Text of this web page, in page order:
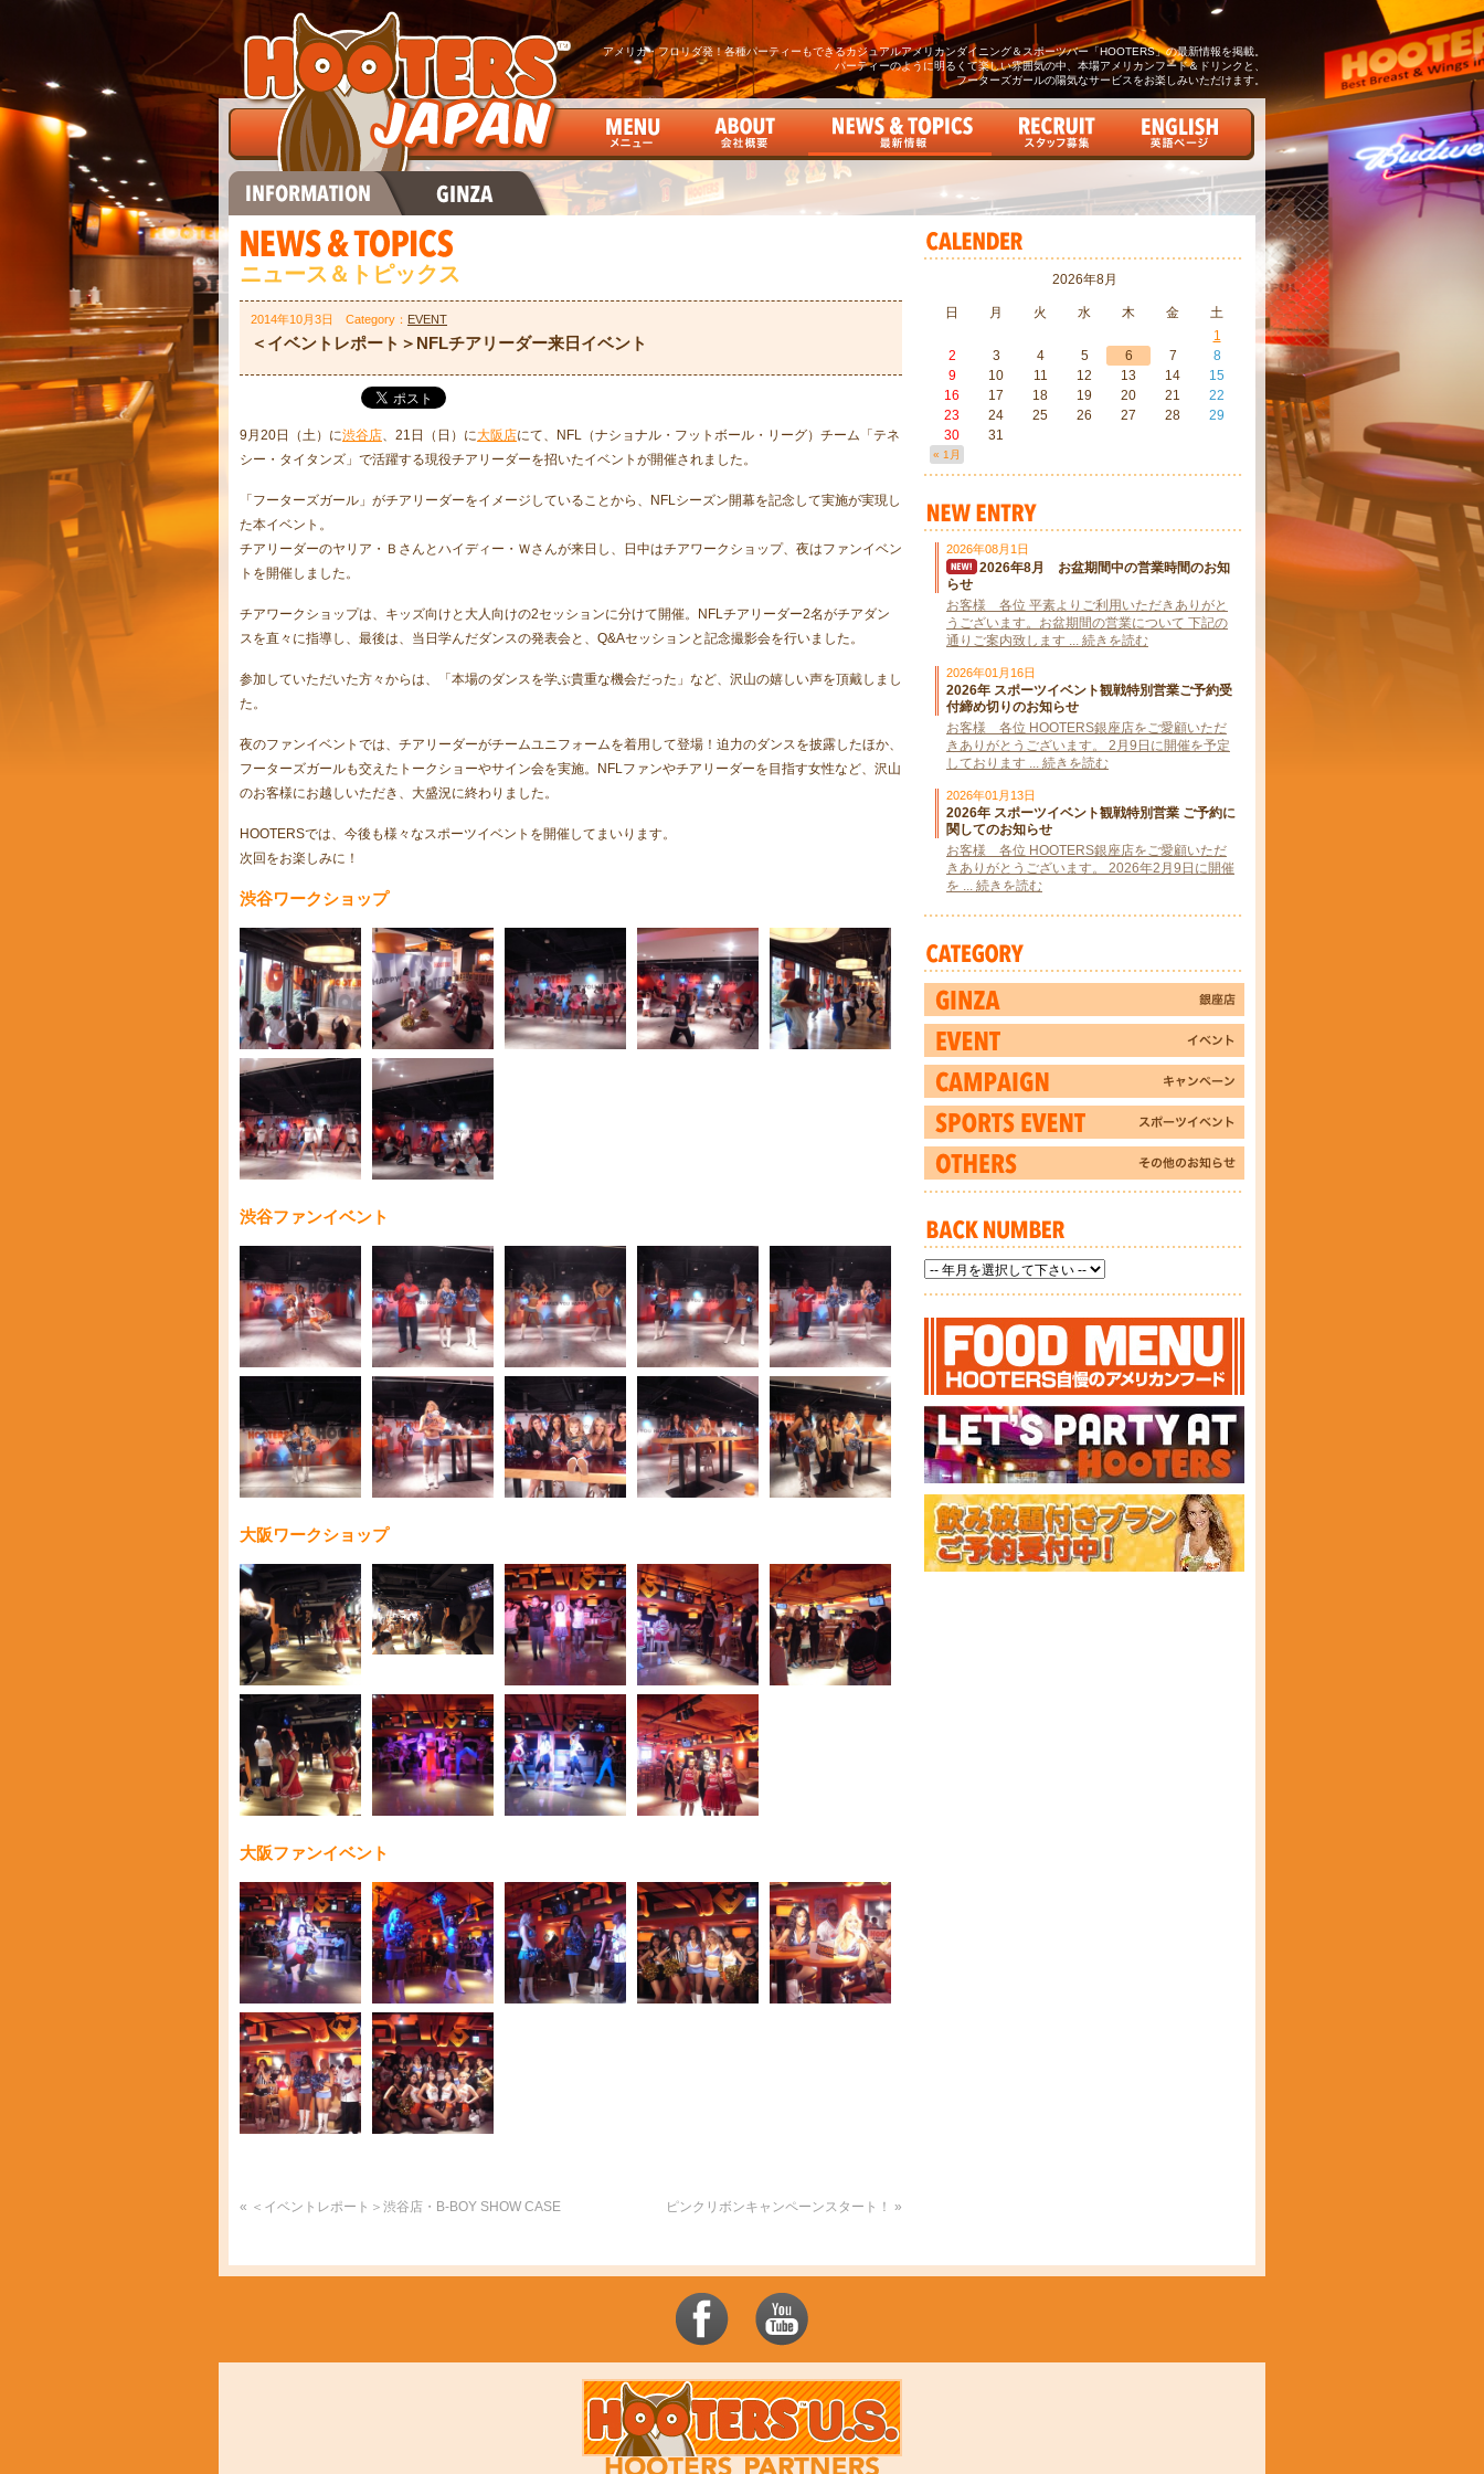
アメリカ・フロリダ発！各種パーティーもできるカジュアルアメリカンダイニング＆スポーツバー「HOOTERS」の最新情報を掲載。
パーティーのように明るくて楽しい雰囲気の中、本場アメリカンフード＆ドリンクと、
フーターズガールの陽気なサービスをお楽しみいただけます。
ニュース＆トピックス
2014年10月3日 Category： EVENT
＜イベントレポート＞NFLチアリーダー来日イベント
9月20日（土）に渋谷店、21日（日）に大阪店にて、NFL（ナショナル・フットボール・リーグ）チーム「テネ
シー・タイタンズ」で活躍する現役チアリーダーを招いたイベントが開催されました。
「フーターズガール」がチアリーダーをイメージしていることから、NFLシーズン開幕を記念して実施が実現し
た本イベント。
チアリーダーのヤリア・Ｂさんとハイディー・Ｗさんが来日し、日中はチアワークショップ、夜はファンイベン
トを開催しました。
チアワークショップは、キッズ向けと大人向けの2セッションに分けて開催。NFLチアリーダー2名がチアダン
スを直々に指導し、最後は、当日学んだダンスの発表会と、Q&Aセッションと記念撮影会を行いました。
参加していただいた方々からは、「本場のダンスを学ぶ貴重な機会だった」など、沢山の嬉しい声を頂戴しまし
た。
夜のファンイベントでは、チアリーダーがチームユニフォームを着用して登場！迫力のダンスを披露したほか、
フーターズガールも交えたトークショーやサイン会を実施。NFLファンやチアリーダーを目指す女性など、沢山
のお客様にお越しいただき、大盛況に終わりました。
HOOTERSでは、今後も様々なスポーツイベントを開催してまいります。
次回をお楽しみに！
渋谷ワークショップ
渋谷ファンイベント
大阪ワークショップ
大阪ファンイベント
« ＜イベントレポート＞渋谷店・B-BOY SHOW CASE ピンクリボンキャンペーンスタート！ »
2026年8月
日 月 火 水 木 金 土
« 1月
1
2
3 4 5 6 7
8
9
10 11 12 13 14
15
16
17 18 19 20 21
22
23
24 25 26 27 28
29
30
31
2026年08月1日
2026年8月 お盆期間中の営業時間のお知
らせ
お客様 各位 平素よりご利用いただきありがと
うございます。お盆期間の営業について 下記の
通りご案内致します ... 続きを読む
2026年01月16日
2026年 スポーツイベント観戦特別営業ご予約受
付締め切りのお知らせ
お客様 各位 HOOTERS銀座店をご愛顧いただ
きありがとうございます。 2月9日に開催を予定
しております ... 続きを読む
2026年01月13日
2026年 スポーツイベント観戦特別営業 ご予約に
関してのお知らせ
お客様 各位 HOOTERS銀座店をご愛顧いただ
きありがとうございます。 2026年2月9日に開催
を ... 続きを読む